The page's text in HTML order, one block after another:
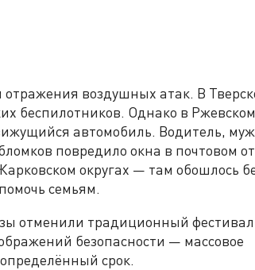
воздушных атак. В
беспилотников. Однако в Ржевском
автомобиль. Водитель,
повредило окна в почтовом
округах — там обошлось
семьям.
отменили традиционный
безопасности — массовое
срок.